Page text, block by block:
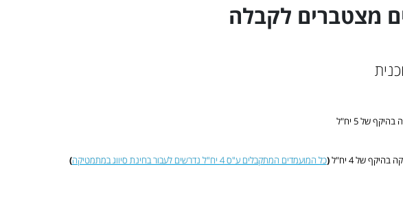
מצטברים לקבלה
(כל המועמדים המתקבלים ע"ס 4 יח"ל נדרשים לעבור בחינת סיווג במתמטיקה )